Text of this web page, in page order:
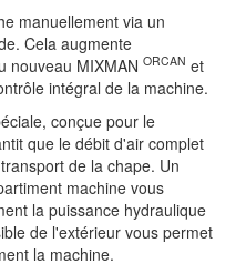
manuellement via un
Cela augmente
nouveau MIXMAN ORCAN et
intégral de la machine.
conçue pour le
que le débit d'air complet
de la chape. Un
machine vous
la puissance hydraulique
de l'extérieur vous permet
la machine.